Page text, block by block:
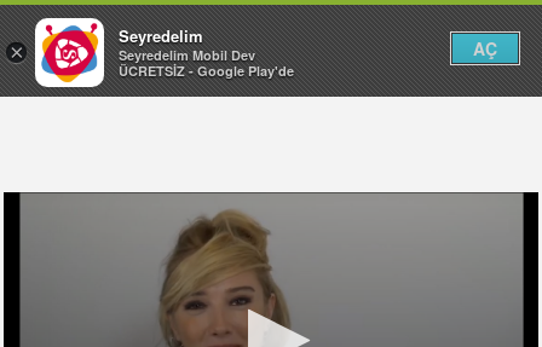
×
Seyredelim
Seyredelim Mobil Dev
ÜCRETSİZ - Google Play'de
AÇ